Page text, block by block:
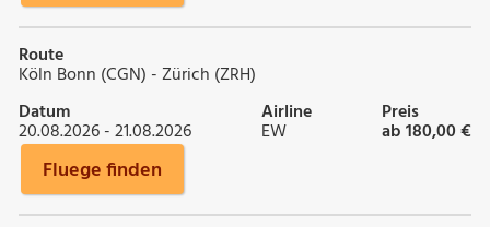
Route
Köln Bonn (CGN) - Zürich (ZRH)
Datum
20.08.2026 - 21.08.2026
Airline
EW
Preis
ab 180,00 €
Fluege finden